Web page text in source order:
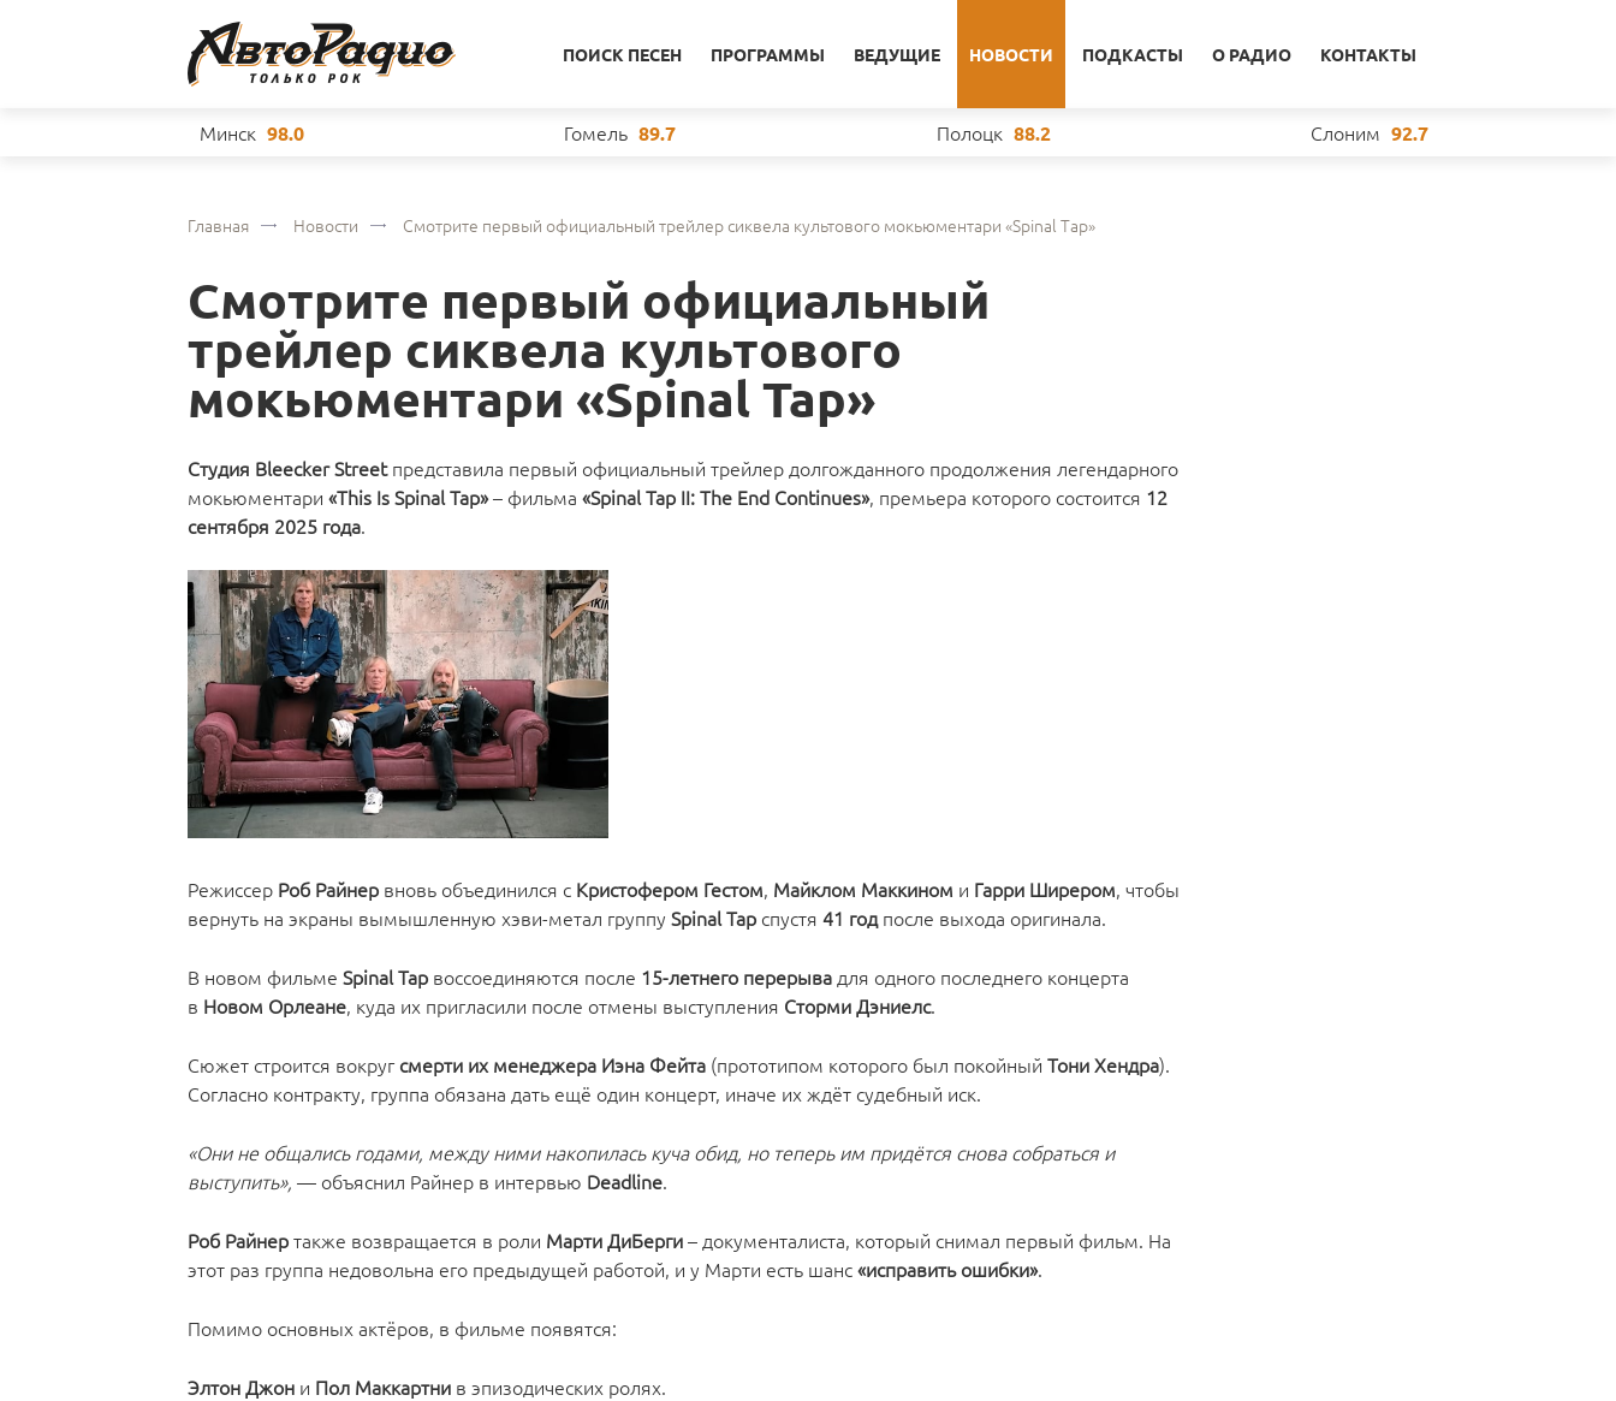
ПОИСК ПЕСЕН ПРОГРАММЫ ВЕДУЩИЕ НОВОСТИ ПОДКАСТЫ О РАДИО КОНТАКТЫ
Минск 98.0 Гомель 89.7 Полоцк 88.2 Слоним 92.7
Главная Новости Смотрите первый официальный трейлер сиквела культового мокьюментари «Spinal Tap»
Смотрите первый официальный
трейлер сиквела культового
мокьюментари «Spinal Tap»
Студия Bleecker Streetпредставила первый официальный трейлер долгожданного продолжения легендарного
мокьюментари «This Is Spinal Tap»– фильма «Spinal Tap II: The End Continues», премьера которого состоится 12
сентября 2025 года.
Режиссер Роб Райнер вновь объединился с Кристофером Гестом, Майклом Маккином и Гарри Ширером, чтобы
вернуть на экраны вымышленную хэви-метал группу Spinal Tap спустя 41 годпосле выхода оригинала.
В новом фильме Spinal Tap воссоединяются после 15-летнего перерыва для одного последнего концерта
в Новом Орлеане, куда их пригласили после отмены выступления Сторми Дэниелс.
Сюжет строится вокруг смерти их менеджера Иэна Фейта (прототипом которого был покойный Тони Хендра).
Согласно контракту, группа обязана дать ещё один концерт, иначе их ждёт судебный иск.
«Они не общались годами, между ними накопилась куча обид, но теперь им придётся снова собраться и
выступить», — объяснил Райнер в интервью Deadline.
Роб Райнертакже возвращается в роли Марти ДиБерги– документалиста, который снимал первый фильм. На
этот раз группа недовольна его предыдущей работой, и у Марти есть шанс«исправить ошибки».
Помимо основных актёров, в фильме появятся:
Элтон Джон и Пол Маккартни в эпизодических ролях.